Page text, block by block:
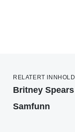
RELATERT INNHOLD
Britney Spears
Samfunn